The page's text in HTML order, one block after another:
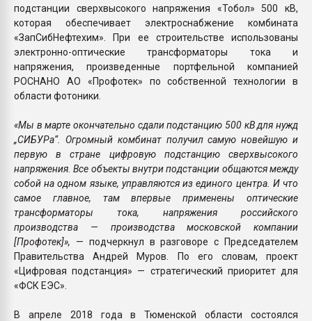
подстанции сверхвысокого напряжения «Тобол» 500 кВ,
которая обеспечивает электроснабжение комбината
«ЗапСибНефтехим». При ее строительстве использованы
электронно-оптические трансформаторы тока и
напряжения, произведенные портфельной компанией
РОСНАНО АО «Профотек» по собственной технологии в
области фотоники.
«Мы в марте окончательно сдали подстанцию 500 кВ для нужд
„СИБУРа“. Огромный комбинат получил самую новейшую и
первую в стране цифровую подстанцию сверхвысокого
напряжения. Все объекты внутри подстанции общаются между
собой на одном языке, управляются из единого центра. И что
самое главное, там впервые применены оптические
трансформаторы тока, напряжения российского
производства — производства московской компании
[Профотек]», — подчеркнул в разговоре с Председателем
Правительства Андрей Муров. По его словам, проект
«Цифровая подстанция» — стратегический приоритет для
«ФСК ЕЭС».
В апреле 2018 года в Тюменской области состоялся